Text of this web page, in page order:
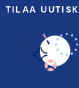
TILAA